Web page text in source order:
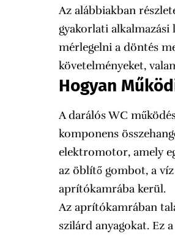
Az alábbiakban
gyakorlati alkalmazási
mérlegelni a döntés
követelményeket,
Hogyan
A darálós WC
komponens
elektromotor, amely
az öblítő gombot, a
aprítókamrába kerül.
Az aprítókamrában
szilárd anyagokat. Ez